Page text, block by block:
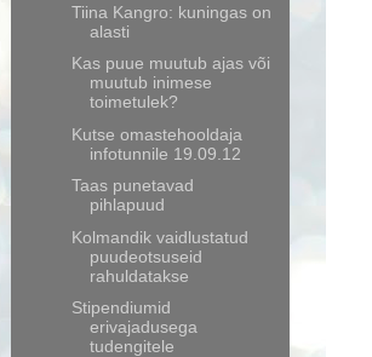
Tiina Kangro: kuningas on
alasti
Kas puue muutub ajas või
muutub inimese
toimetulek?
Kutse omastehooldaja
infotunnile 19.09.12
Taas punetavad
pihlapuud
Kolmandik vaidlustatud
puudeotsuseid
rahuldatakse
Stipendiumid
erivajadusega
tudengitele